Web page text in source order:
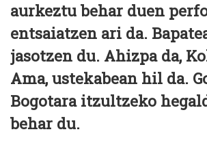
aurkeztu behar duen
entsaiatzen ari da.
jasotzen du. Ahizpa da,
Ama, ustekabean hil da.
Bogotara itzultzeko
behar du.